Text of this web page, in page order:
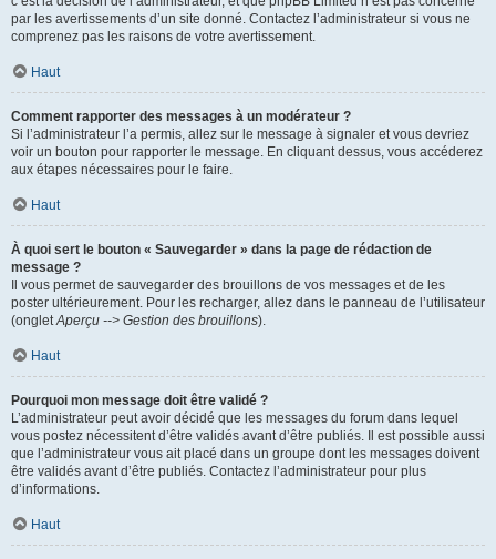
par les avertissements d’un site donné. Contactez l’administrateur si vous ne
comprenez pas les raisons de votre avertissement.
Haut
Comment rapporter des messages à un modérateur ?
Si l’administrateur l’a permis, allez sur le message à signaler et vous devriez
voir un bouton pour rapporter le message. En cliquant dessus, vous accéderez
aux étapes nécessaires pour le faire.
Haut
À quoi sert le bouton « Sauvegarder » dans la page de rédaction de
message ?
Il vous permet de sauvegarder des brouillons de vos messages et de les
poster ultérieurement. Pour les recharger, allez dans le panneau de l’utilisateur
(ongletAperçu --> Gestion des brouillons).
Haut
Pourquoi mon message doit être validé ?
L’administrateur peut avoir décidé que les messages du forum dans lequel
vous postez nécessitent d’être validés avant d’être publiés. Il est possible aussi
que l’administrateur vous ait placé dans un groupe dont les messages doivent
être validés avant d’être publiés. Contactez l’administrateur pour plus
d’informations.
Haut